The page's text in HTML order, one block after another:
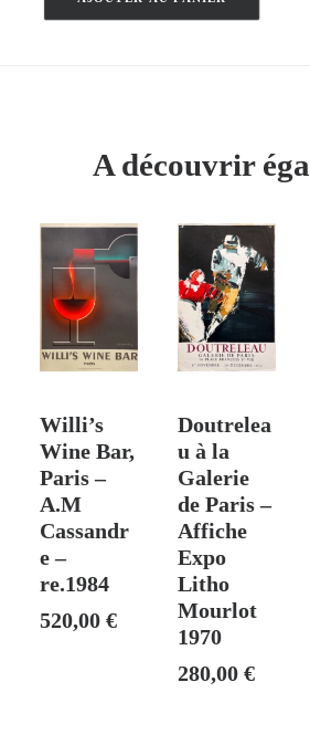
1911
A découvrir
Willi’s
Wine Bar,
Paris –
A.M
Cassandr
e –
re.1984
520,00 €
Doutrelea
u à la
Galerie
de Paris –
Affiche
Expo
Litho
Mourlot
1970
280,00€